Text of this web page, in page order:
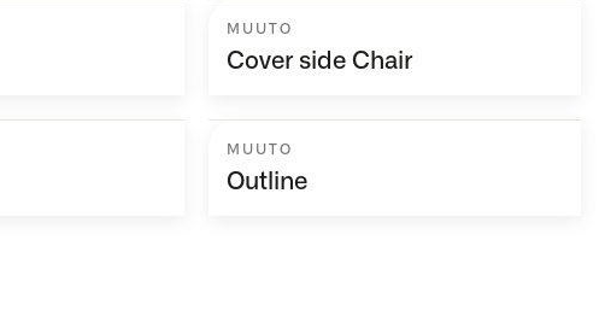
MUUTO
Cover side Chair
MUUTO
Outline